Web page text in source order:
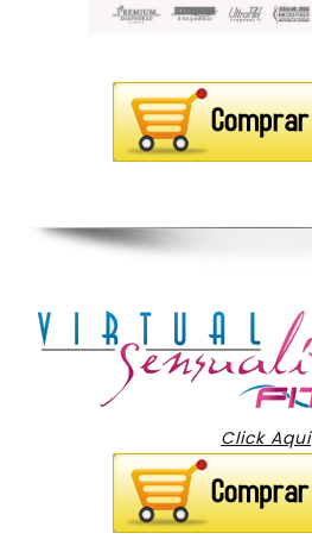
Click Aqui